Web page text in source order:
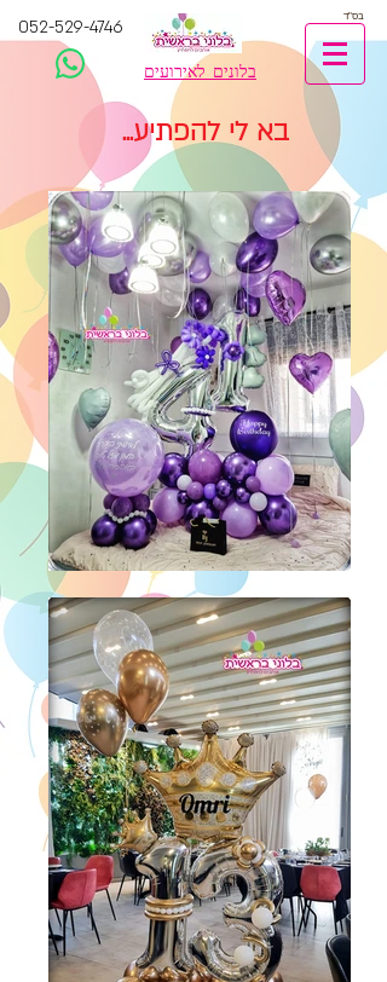
052-529-4746
בלונים לאירועים
בס"ד
בא לי להפתיע...